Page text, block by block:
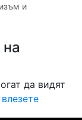
и
да видят